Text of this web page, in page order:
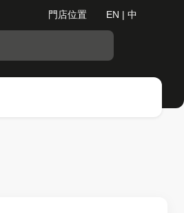
門店位置 EN | 中